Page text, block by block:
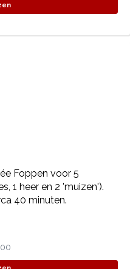
Foppen voor 5
1 heer en 2 'muizen').
40 minuten.